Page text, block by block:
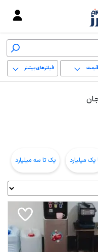
قیمت فیلترهای بیشتر
یک میلیارد یک تا سه میلیارد